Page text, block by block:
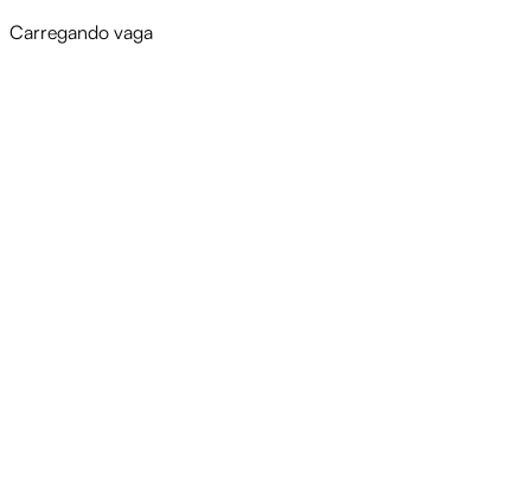
Carregando vaga